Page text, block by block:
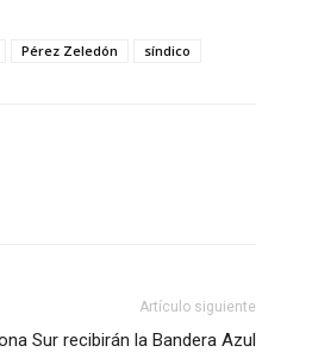
Pérez Zeledón síndico
Artículo siguiente
Sur recibirán la Bandera Azul